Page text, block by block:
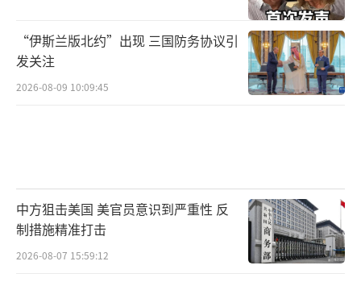
“伊斯兰版北约”出现 三国防务协议引
发关注
2026-08-09 10:09:45
中方狙击美国 美官员意识到严重性 反
制措施精准打击
2026-08-07 15:59:12